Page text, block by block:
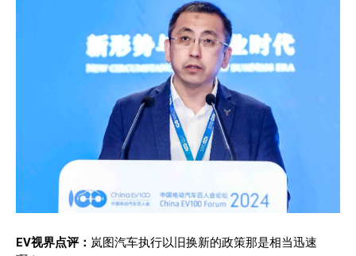
EV视界点评： 岚图汽车执行以旧换新的政策那是相当迅速